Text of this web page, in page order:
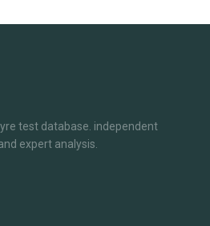
test database. independent
expert analysis.